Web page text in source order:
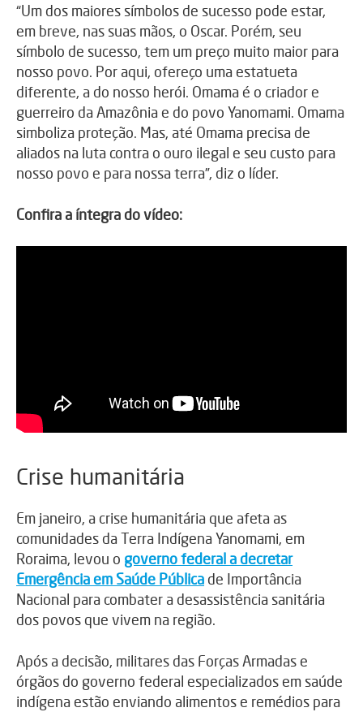
“Um dos maiores símbolos de sucesso pode estar,
em breve, nas suas mãos, o Oscar. Porém, seu
símbolo de sucesso, tem um preço muito maior para
nosso povo. Por aqui, ofereço uma estatueta
diferente, a do nosso herói. Omama é o criador e
guerreiro da Amazônia e do povo Yanomami. Omama
simboliza proteção. Mas, até Omama precisa de
aliados na luta contra o ouro ilegal e seu custo para
nosso povo e para nossa terra”, diz o líder.
Confira a íntegra do vídeo:
Crise humanitária
Em janeiro, a crise humanitária que afeta as
comunidades da Terra Indígena Yanomami, em
Roraima, levou o governo federal a decretar
Emergência em Saúde Pública de Importância
Nacional para combater a desassistência sanitária
dos povos que vivem na região.
Após a decisão, militares das Forças Armadas e
órgãos do governo federal especializados em saúde
indígena estão enviando alimentos e remédios para